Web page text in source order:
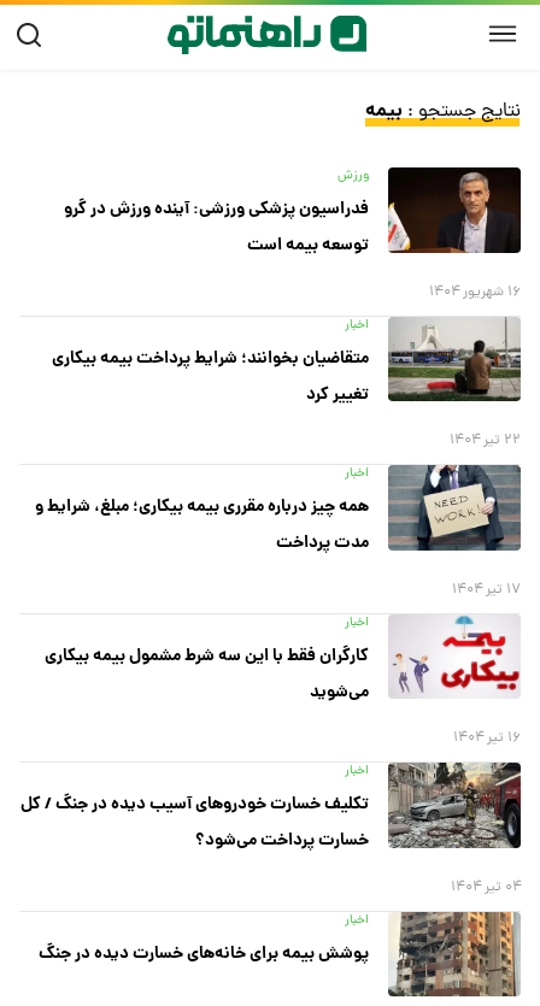
نتایج جستجو :بیمه
ورزش
فدراسیون پزشکی ورزشی: آینده ورزش در گرو
توسعه بیمه است
۱۶ شهریور ۱۴۰۴
اخبار
متقاضیان بخوانند؛ شرایط پرداخت بیمه بیکاری
تغییر کرد
۲۲ تیر ۱۴۰۴
اخبار
همه چیز درباره مقرری بیمه بیکاری؛ مبلغ، شرایط و
مدت پرداخت
۱۷ تیر ۱۴۰۴
اخبار
کارگران فقط با این سه شرط مشمول بیمه بیکاری
می‌شوید
۱۶ تیر ۱۴۰۴
اخبار
تکلیف خسارت خودرو‌های آسیب دیده در جنگ / کل
خسارت پرداخت می‌شود؟
۰۴ تیر ۱۴۰۴
اخبار
پوشش بیمه برای خانه‌های خسارت دیده در جنگ